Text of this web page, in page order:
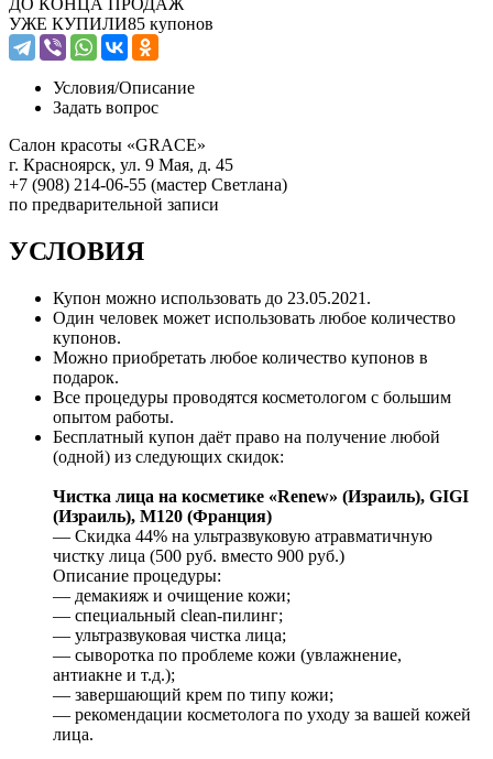
УЖЕ КУПИЛИ85 купонов
Условия/Описание
Задать вопрос
Салон красоты «GRACE»
г. Красноярск, ул. 9 Мая, д. 45
+7 (908) 214-06-55 (мастер Светлана)
по предварительной записи
УСЛОВИЯ
Купон можно использовать до 23.05.2021 .
Один человек может использовать любое количество
купонов.
Можно приобретать любое количество купонов в
подарок.
Все процедуры проводятся косметологом с большим
опытом работы.
Бесплатный купон даёт право на получение любой
(одной) из следующих скидок:
Чистка лица на косметике «Renew» (Израиль), GIGI
(Израиль), M120 (Франция)
— Скидка 44% на ультразвуковую атравматичную
чистку лица (500 руб. вместо 900 руб.)
Описание процедуры:
— демакияж и очищение кожи;
— специальный clean-пилинг;
— ультразвуковая чистка лица;
— сыворотка по проблеме кожи (увлажнение,
антиакне и т.д.);
— завершающий крем по типу кожи;
— рекомендации косметолога по уходу за вашей кожей
лица.